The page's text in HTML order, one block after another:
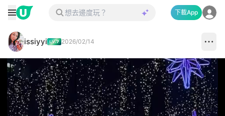
下載App
issiyyi 2026/02/14